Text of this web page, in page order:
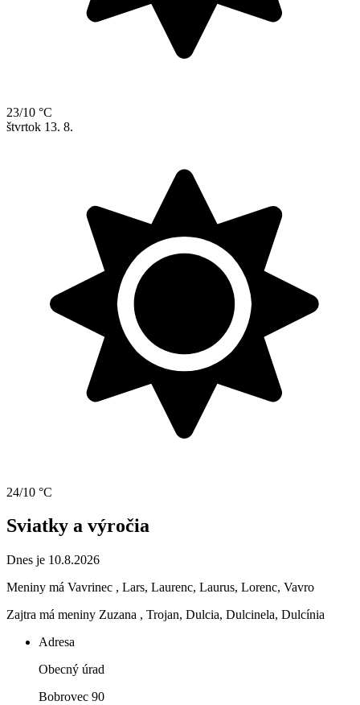
23/10 °C
štvrtok 13. 8.
24/10 °C
Sviatky a výročia
Dnes je 10.8.2026
Meniny má Vavrinec , Lars, Laurenc, Laurus, Lorenc, Vavro
Zajtra má meniny Zuzana , Trojan, Dulcia, Dulcinela, Dulcínia
Adresa
Obecný úrad
Bobrovec 90